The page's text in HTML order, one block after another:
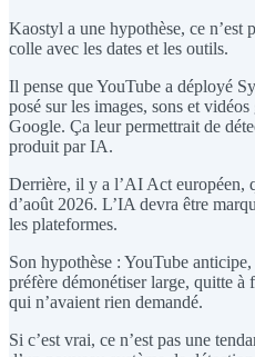
Kaostyl a une hypothèse, ce n’est
colle avec les dates et les outils.
Il pense que YouTube a déployé
posé sur les images, sons et
Google. Ça leur permettrait de
produit par IA.
Derrière, il y a l’AI Act européen,
d’août 2026. L’IA devra être
les plateformes.
Son hypothèse : YouTube
préfère démonétiser large, quitte à
qui n’avaient rien demandé.
Si c’est vrai, ce n’est pas une